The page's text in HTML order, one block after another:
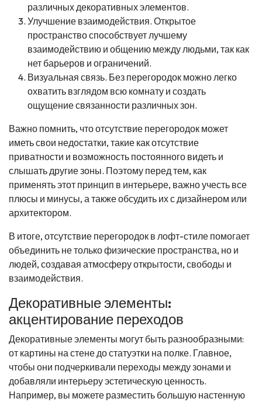
различных декоративных элементов.
Улучшение взаимодействия. Открытое
пространство способствует лучшему
взаимодействию и общению между людьми, так как
нет барьеров и ограничений.
Визуальная связь. Без перегородок можно легко
охватить взглядом всю комнату и создать
ощущение связанности различных зон.
Важно помнить, что отсутствие перегородок может
иметь свои недостатки, такие как отсутствие
приватности и возможность постоянного видеть и
слышать другие зоны. Поэтому перед тем, как
применять этот принцип в интерьере, важно учесть все
плюсы и минусы, а также обсудить их с дизайнером или
архитектором.
В итоге, отсутствие перегородок в лофт-стиле помогает
объединить не только физические пространства, но и
людей, создавая атмосферу открытости, свободы и
взаимодействия.
Декоративные элементы:
акцентирование переходов
Декоративные элементы могут быть разнообразными:
от картины на стене до статуэтки на полке. Главное,
чтобы они подчеркивали переходы между зонами и
добавляли интерьеру эстетическую ценность.
Например, вы можете разместить большую настенную